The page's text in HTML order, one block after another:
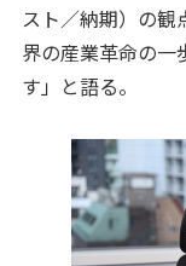
スト／納期）の観
界の産業革命の一
す」と語る。